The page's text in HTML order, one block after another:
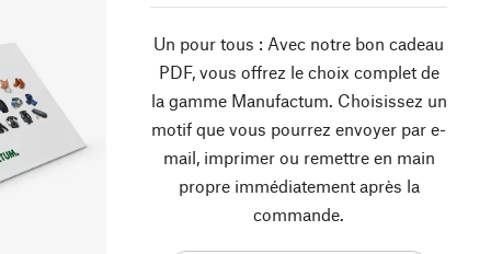
Un pour tous : Avec notre bon cadeau
PDF, vous offrez le choix complet de
la gamme Manufactum. Choisissez un
motif que vous pourrez envoyer par e-
mail, imprimer ou remettre en main
propre immédiatement après la
commande.